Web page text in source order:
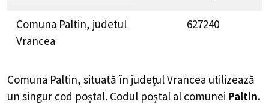
Comuna Paltin, judetul
Vrancea
627240
Comuna Paltin, situată în județul Vrancea utilizează
un singur cod poștal. Codul poștal al comunei Paltin.